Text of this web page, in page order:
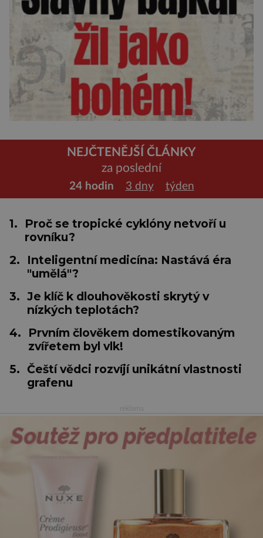
NEJČTENĚJŠÍ ČLÁNKY
za poslední
24 hodin 3 dny týden
1.
Proč se tropické cyklóny netvoří u
rovníku?
2.
Inteligentní medicína: Nastává éra
"umělá"?
3. Je klíč k dlouhověkosti skrytý v
nízkých teplotách?
4.
Prvním člověkem domestikovaným
zvířetem byl vlk!
5. Čeští vědci rozvíjí unikátní vlastnosti
grafenu